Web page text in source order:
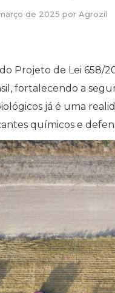
de 2025 por Agrozil
Projeto de Lei 658/
fortalecendo a
já é uma
químicos e